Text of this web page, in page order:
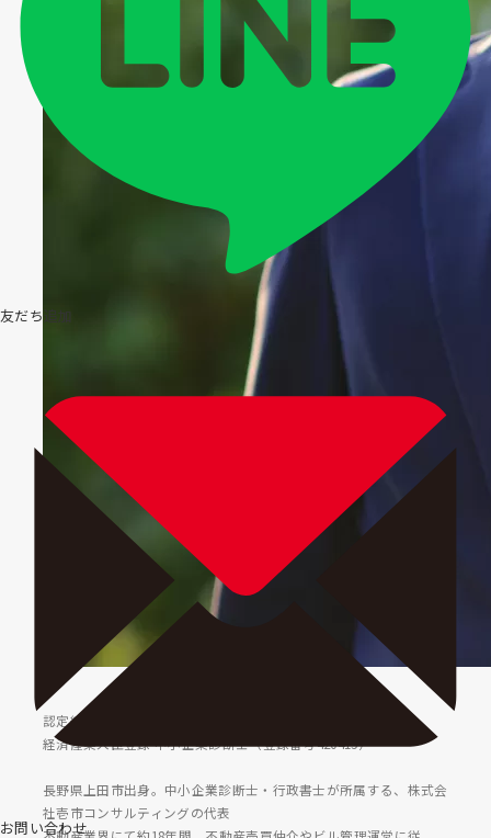
認定経営革新等支援機関ID：109313013612
経済産業大臣登録 中小企業診断士（登録番号420415）
長野県上田市出身。中小企業診断士・行政書士が所属する、株式会
社壱市コンサルティングの代表
友だち追加
お問い合わせ